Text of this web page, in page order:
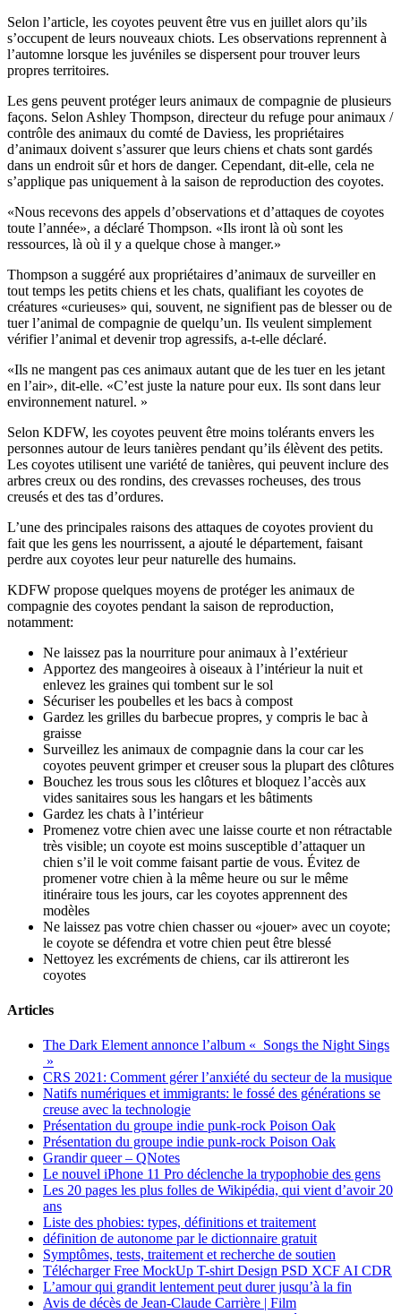
Selon l’article, les coyotes peuvent être vus en juillet alors qu’ils
s’occupent de leurs nouveaux chiots. Les observations reprennent à
l’automne lorsque les juvéniles se dispersent pour trouver leurs
propres territoires.
Les gens peuvent protéger leurs animaux de compagnie de plusieurs
façons. Selon Ashley Thompson, directeur du refuge pour animaux /
contrôle des animaux du comté de Daviess, les propriétaires
d’animaux doivent s’assurer que leurs chiens et chats sont gardés
dans un endroit sûr et hors de danger. Cependant, dit-elle, cela ne
s’applique pas uniquement à la saison de reproduction des coyotes.
«Nous recevons des appels d’observations et d’attaques de coyotes
toute l’année», a déclaré Thompson. «Ils iront là où sont les
ressources, là où il y a quelque chose à manger.»
Thompson a suggéré aux propriétaires d’animaux de surveiller en
tout temps les petits chiens et les chats, qualifiant les coyotes de
créatures «curieuses» qui, souvent, ne signifient pas de blesser ou de
tuer l’animal de compagnie de quelqu’un. Ils veulent simplement
vérifier l’animal et devenir trop agressifs, a-t-elle déclaré.
«Ils ne mangent pas ces animaux autant que de les tuer en les jetant
en l’air», dit-elle. «C’est juste la nature pour eux. Ils sont dans leur
environnement naturel. »
Selon KDFW, les coyotes peuvent être moins tolérants envers les
personnes autour de leurs tanières pendant qu’ils élèvent des petits.
Les coyotes utilisent une variété de tanières, qui peuvent inclure des
arbres creux ou des rondins, des crevasses rocheuses, des trous
creusés et des tas d’ordures.
L’une des principales raisons des attaques de coyotes provient du
fait que les gens les nourrissent, a ajouté le département, faisant
perdre aux coyotes leur peur naturelle des humains.
KDFW propose quelques moyens de protéger les animaux de
compagnie des coyotes pendant la saison de reproduction,
notamment:
Ne laissez pas la nourriture pour animaux à l’extérieur
Apportez des mangeoires à oiseaux à l’intérieur la nuit et
enlevez les graines qui tombent sur le sol
Sécuriser les poubelles et les bacs à compost
Gardez les grilles du barbecue propres, y compris le bac à
graisse
Surveillez les animaux de compagnie dans la cour car les
coyotes peuvent grimper et creuser sous la plupart des clôtures
Bouchez les trous sous les clôtures et bloquez l’accès aux
vides sanitaires sous les hangars et les bâtiments
Gardez les chats à l’intérieur
Promenez votre chien avec une laisse courte et non rétractable
très visible; un coyote est moins susceptible d’attaquer un
chien s’il le voit comme faisant partie de vous. Évitez de
promener votre chien à la même heure ou sur le même
itinéraire tous les jours, car les coyotes apprennent des
modèles
Ne laissez pas votre chien chasser ou «jouer» avec un coyote;
le coyote se défendra et votre chien peut être blessé
Nettoyez les excréments de chiens, car ils attireront les
coyotes
Articles
The Dark Element annonce l’album « Songs the Night Sings
»
CRS 2021: Comment gérer l’anxiété du secteur de la musique
Natifs numériques et immigrants: le fossé des générations se
creuse avec la technologie
Présentation du groupe indie punk-rock Poison Oak
Présentation du groupe indie punk-rock Poison Oak
Grandir queer – QNotes
Le nouvel iPhone 11 Pro déclenche la trypophobie des gens
Les 20 pages les plus folles de Wikipédia, qui vient d’avoir 20
ans
Liste des phobies: types, définitions et traitement
définition de autonome par le dictionnaire gratuit
Symptômes, tests, traitement et recherche de soutien
Télécharger Free MockUp T-shirt Design PSD XCF AI CDR
L’amour qui grandit lentement peut durer jusqu’à la fin
Avis de décès de Jean-Claude Carrière | Film